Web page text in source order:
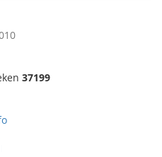
37199